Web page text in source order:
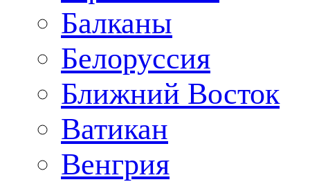
Балканы
Белоруссия
Ближний Восток
Ватикан
Венгрия